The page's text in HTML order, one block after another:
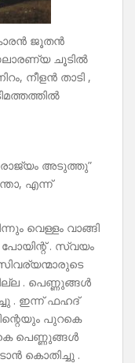
ജൂതൻ
ചൂടിൽ
നീളൻ താടി ,
അടുത്തു”
എന്ന്
വെള്ളം വാങ്ങി
പോയിന്റ് . സ്വയം
. പെണ്ണുങ്ങൾ
. ഇന്ന് ഫഹദ്
പുറകെ
പെണ്ണുങ്ങൾ
കൊതിച്ചു .